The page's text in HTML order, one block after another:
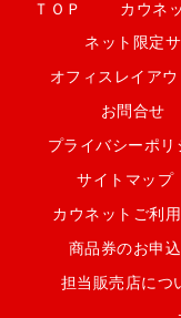
ＴＯＰ カウネ
ネット限定
オフィスレイアウ
お問合せ
プライバシーポ
サイトマップ
カウネットご利
商品券のお申
担当販売店につ